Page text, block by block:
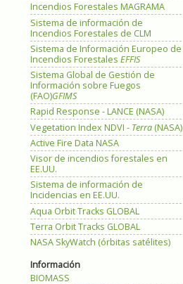
Incendios Forestales MAGRAMA
Sistema de información de
Incendios Forestales de CLM
Sistema de Información Europeo de
Incendios Forestales EFFIS
Sistema Global de Gestión de
Información sobre Fuegos
(FAO)GFIMS
Rapid Response - LANCE (NASA)
Vegetation Index NDVI - Terra (NASA)
Active Fire Data NASA
Visor de incendios forestales en
EE.UU.
Sistema de información de
Incidencias en EE.UU.
Aqua Orbit Tracks GLOBAL
Terra Orbit Tracks GLOBAL
NASA SkyWatch (órbitas satélites)
Información
BIOMASS